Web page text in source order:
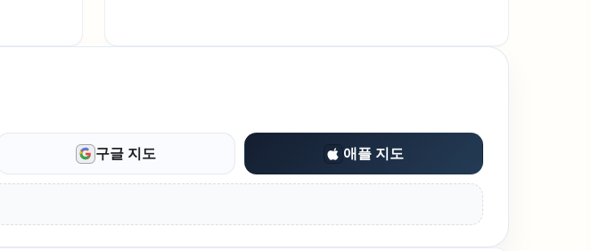
구글 지도 애플 지도